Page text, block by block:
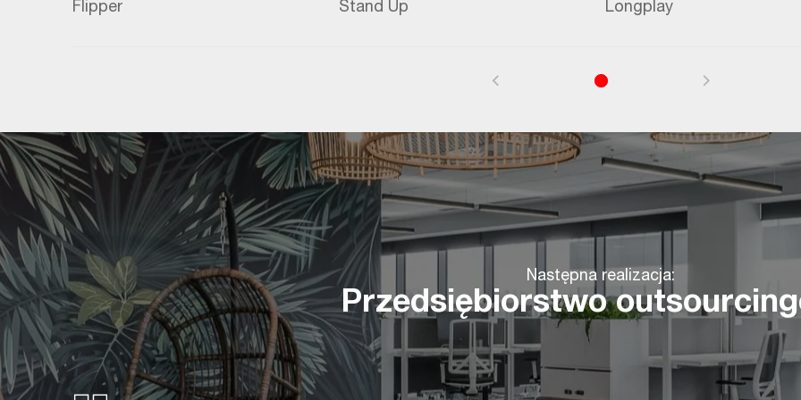
Flipper Stand Up Longplay
Następna realizacja:
Przedsiębiorstwo